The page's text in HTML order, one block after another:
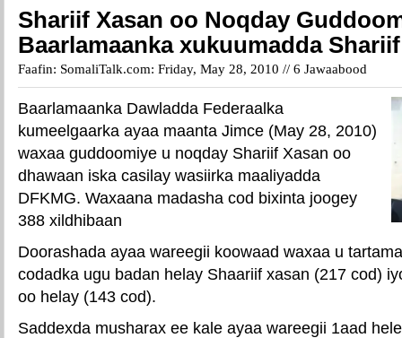
Shariif Xasan oo Noqday
Baarlamaanka xukuumadda
Faafin: SomaliTalk.com: Friday, May 28, 2010 // 6 Jawaabood
Baarlamaanka Dawladda Federaalka
kumeelgaarka ayaa maanta Jimce (May 28, 2010)
waxaa guddoomiye u noqday Shariif Xasan oo
dhawaan iska casilay wasiirka maaliyadda
DFKMG. Waxaana madasha cod bixinta joogey
388 xildhibaan
Doorashada ayaa wareegii koowaad waxaa u
codadka ugu badan helay Shaariif xasan (217 cod)
oo helay (143 cod).
Saddexda musharax ee kale ayaa wareegii 1aad